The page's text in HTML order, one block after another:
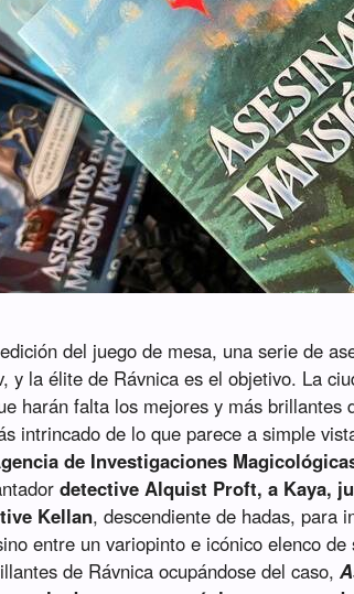
del juego de mesa, una serie de
y la élite de Rávnica es el objetivo. La
harán falta los mejores y más brillantes
intrincado de lo que parece a simple
de Investigaciones
detective Alquist Proft, a Kaya,
Kellan, descendiente de hadas, para
entre un variopinto e icónico elenco
de Rávnica ocupándose del caso,